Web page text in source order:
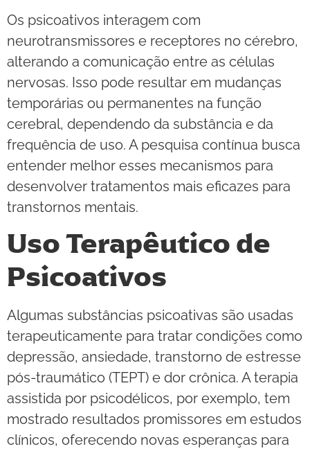
Os psicoativos interagem com
neurotransmissores e receptores no cérebro,
alterando a comunicação entre as células
nervosas. Isso pode resultar em mudanças
temporárias ou permanentes na função
cerebral, dependendo da substância e da
frequência de uso. A pesquisa contínua busca
entender melhor esses mecanismos para
desenvolver tratamentos mais eficazes para
transtornos mentais.
Uso Terapêutico de
Psicoativos
Algumas substâncias psicoativas são usadas
terapeuticamente para tratar condições como
depressão, ansiedade, transtorno de estresse
pós-traumático (TEPT) e dor crônica. A terapia
assistida por psicodélicos, por exemplo, tem
mostrado resultados promissores em estudos
clínicos, oferecendo novas esperanças para